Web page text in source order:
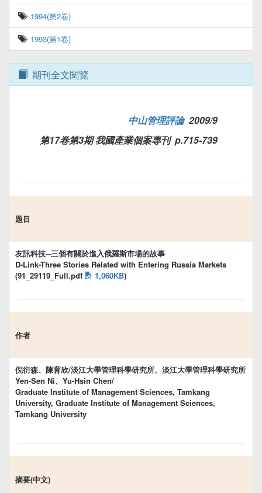
1994(第2卷)
1993(第1卷)
期刊全文閱覽
中山管理評論2009/9
第17卷第3期 我國產業個案專刊 p.715-739
題目
友訊科技─三個有關於進入俄羅斯市場的故事
D-Link-Three Stories Related with Entering Russia Markets
(91_29119_Full.pdf
1,060KB)
作者
倪衍森、陳育欣/淡江大學管理科學研究所、淡江大學管理科學研究所
Yen-Sen Ni、Yu-Hsin Chen/
Graduate Institute of Management Sciences, Tamkang
University, Graduate Institute of Management Sciences,
Tamkang University
摘要(中文)